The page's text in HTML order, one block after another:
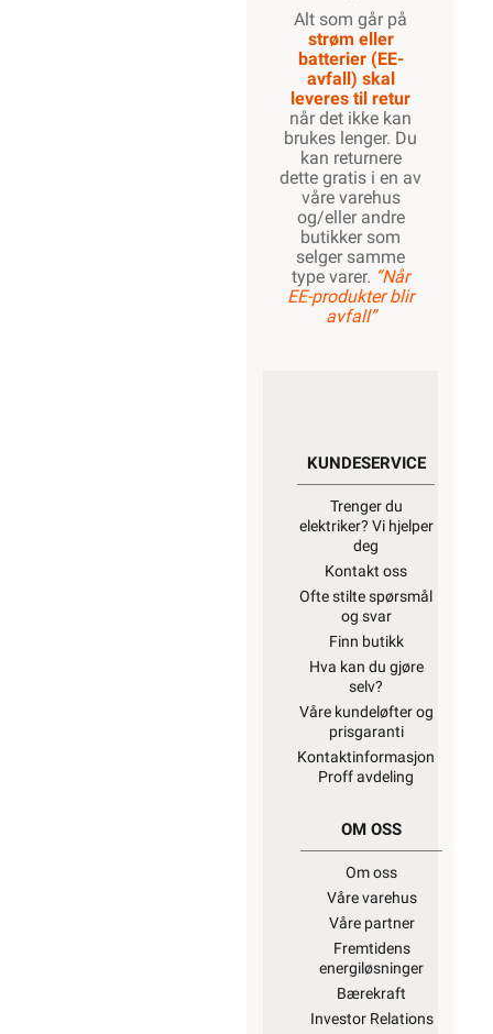
Alt som går på
strøm eller
batterier (EE-
avfall) skal
leveres til retur
når det ikke kan
brukes lenger. Du
kan returnere
dette gratis i en av
våre varehus
og/eller andre
butikker som
selger samme
type varer. “Når
EE-produkter blir
avfall”
KUNDESERVICE
Trenger du
elektriker? Vi hjelper
deg
Kontakt oss
Ofte stilte spørsmål
og svar
Finn butikk
Hva kan du gjøre
selv?
Våre kundeløfter og
prisgaranti
Kontaktinformasjon
Proff avdeling
OM OSS
Om oss
Våre varehus
Våre partner
Fremtidens
energiløsninger
Bærekraft
Investor Relations